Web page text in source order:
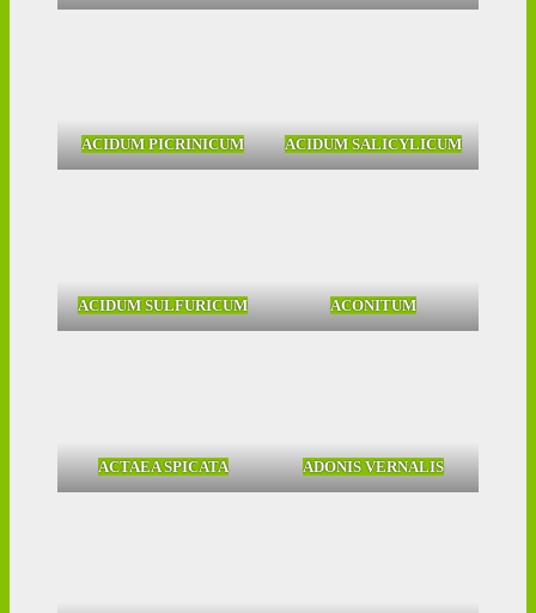
ACIDUM PICRINICUM ACIDUM SALICYLICUM
ACIDUM SULFURICUM ACONITUM
ACTAEA SPICATA ADONIS VERNALIS